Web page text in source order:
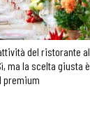
del ristorante al
ma la scelta giusta è
premium